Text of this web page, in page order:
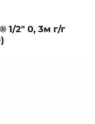
1/2" 0, 3м г/г